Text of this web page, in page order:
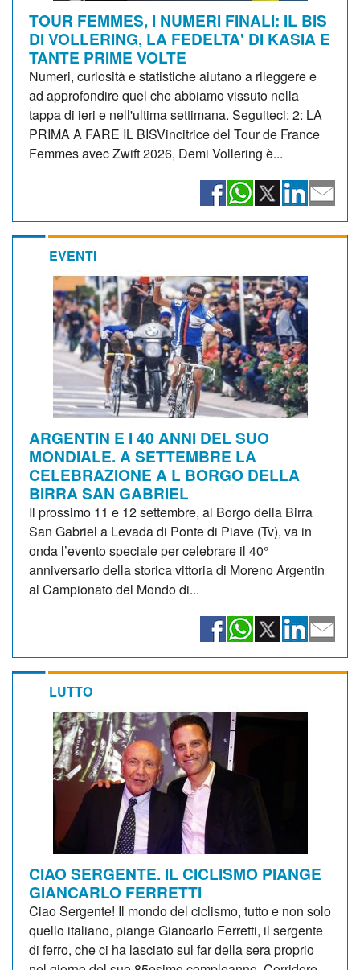
TOUR FEMMES, I NUMERI FINALI: IL BIS
DI VOLLERING, LA FEDELTA' DI KASIA E
TANTE PRIME VOLTE
Numeri, curiosità e statistiche aiutano a rileggere e
ad approfondire quel che abbiamo vissuto nella
tappa di ieri e nell'ultima settimana. Seguiteci: 2: LA
PRIMA A FARE IL BISVincitrice del Tour de France
Femmes avec Zwift 2026, Demi Vollering è...
EVENTI
ARGENTIN E I 40 ANNI DEL SUO
MONDIALE. A SETTEMBRE LA
CELEBRAZIONE A L BORGO DELLA
BIRRA SAN GABRIEL
Il prossimo 11 e 12 settembre, al Borgo della Birra
San Gabriel a Levada di Ponte di Piave (Tv), va in
onda l’evento speciale per celebrare il 40°
anniversario della storica vittoria di Moreno Argentin
al Campionato del Mondo di...
LUTTO
CIAO SERGENTE. IL CICLISMO PIANGE
GIANCARLO FERRETTI
Ciao Sergente! Il mondo del ciclismo, tutto e non solo
quello italiano, piange Giancarlo Ferretti, il sergente
di ferro, che ci ha lasciato sul far della sera proprio